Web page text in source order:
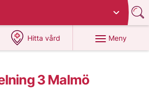
region
Hitta vård
på 1177.se
Meny
3 Malmö